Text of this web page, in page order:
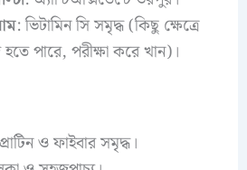
: ভিটামিন সি সমৃদ্ধ (কিছু ক্ষেত্রে
পারে, পরীক্ষা করে খান)।
ও ফাইবার সমৃদ্ধ।